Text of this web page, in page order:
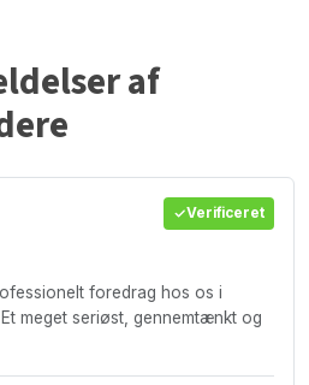
af
Verificeret
foredrag hos os i
meget seriøst, gennemtænkt og